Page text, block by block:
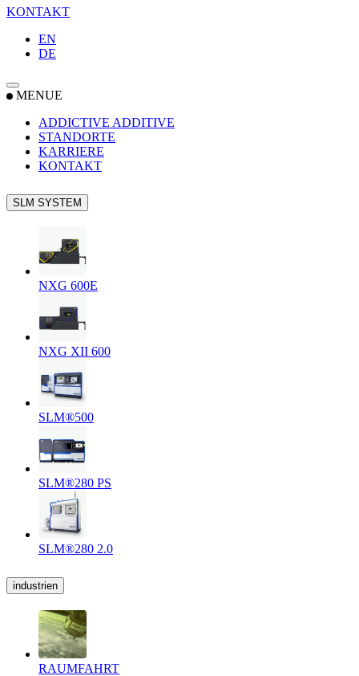
KONTAKT
EN
DE
MENUE
ADDICTIVE ADDITIVE
STANDORTE
KARRIERE
KONTAKT
SLM SYSTEM
NXG 600E
NXG XII 600
SLM®500
SLM®280 PS
SLM®280 2.0
industrien
RAUMFAHRT